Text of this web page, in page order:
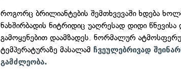
როგორც ბრილიანტების შემთხვევაში ხდება
ნახშირბადის ნიტრიდიც უაღრესად დიდი წნევისა
გამოყენებით დაამზადეს. ნორმალურ
ტემპერატურაზე მასალამ ჩვეულებრივად
გამძლეობა.